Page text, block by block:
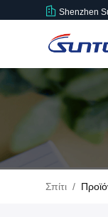
Shenzhen
Σπίτι /